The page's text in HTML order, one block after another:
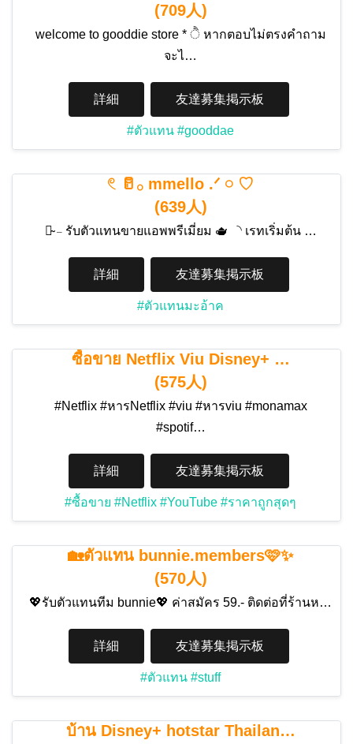
(709人)
welcome to gooddie store * ੈ หากตอบไม่ตรงคำถาม
จะไ…
詳細 友達募集掲示板
#ตัวแทน #gooddae
‎𓏲 🥛𓂂 mmello .ᐟ 𓏸 ♡
(639人)
♡̴ 𓐄 รับตัวแทนขายแอพพรีเมี่ยม 🫖 ◝ เรทเริ่มต้น …
詳細 友達募集掲示板
#ตัวแทนมะอ้าค
ซื้อขาย Netflix Viu Disney+ …
(575人)
#Netflix #หารNetflix #viu #หารviu #monamax
#spotif…
詳細 友達募集掲示板
#ซื้อขาย #Netflix #YouTube #ราคาถูกสุดๆ
🏡ตัวแทน bunnie.members🩷✨
(570人)
💖รับตัวแทนทีม bunnie💖 ค่าสมัคร 59.- ติดต่อที่ร้านห…
詳細 友達募集掲示板
#ตัวแทน #stuff
บ้าน Disney+ hotstar Thailan…